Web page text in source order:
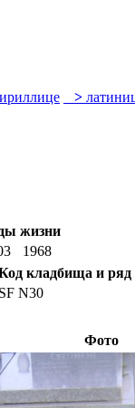
>
жизни
1968
кладбища и ряд
SF N30
Фото